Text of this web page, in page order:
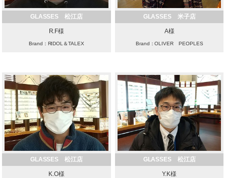
GLASSES 松江店
R.F様
Brand：RIDOL＆TALEX
GLASSES 米子店
A様
Brand：OLIVER PEOPLES
GLASSES 松江店
K.O様
GLASSES 松江店
Y.K様